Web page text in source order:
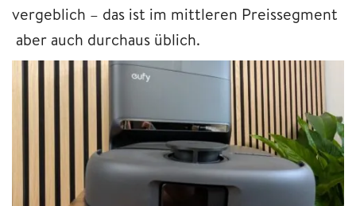
vergeblich – das ist im mittleren Preissegment
aber auch durchaus üblich.